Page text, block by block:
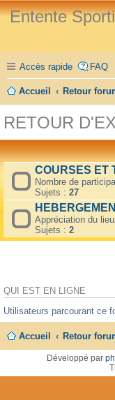
Entente
Accès rapide FAQ
Accueil Retour
RETOUR
COURSES ET
Nombre de
Sujets : 27
Appréciation du
Sujets : 2
QUI EST EN LIGNE
Utilisateurs parcourant ce
Accueil Retour
Développé par